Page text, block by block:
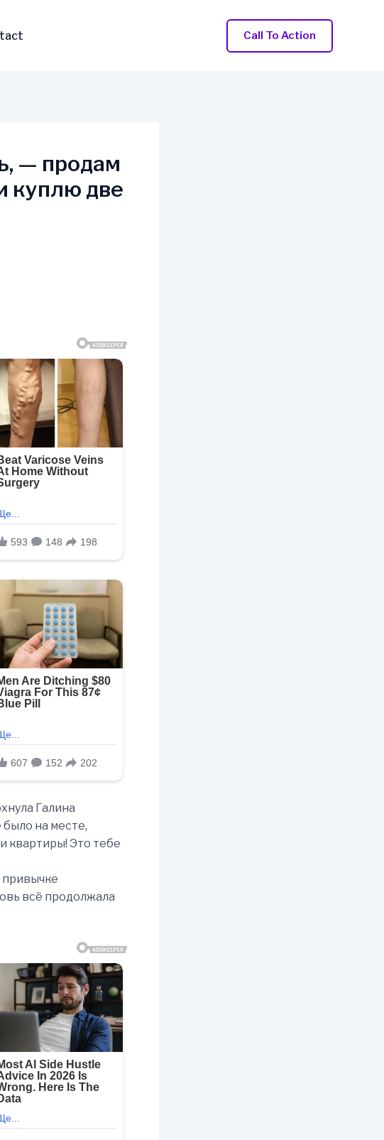
Call To Action
— продам
куплю две
Галина
было на месте,
квартиры! Это тебе
привычке
всё продолжала